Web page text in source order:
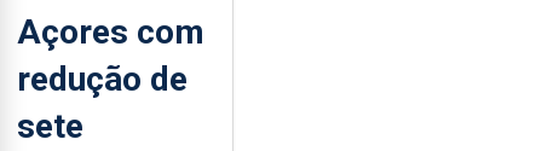
Açores com
redução de
sete